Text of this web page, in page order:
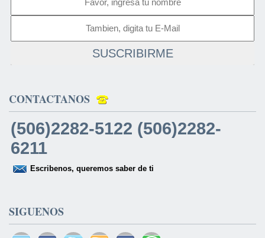
SUSCRIBIRME
CONTACTANOS
(506)2282-5122 (506)2282-
6211
Escribenos, queremos saber de ti
SIGUENOS